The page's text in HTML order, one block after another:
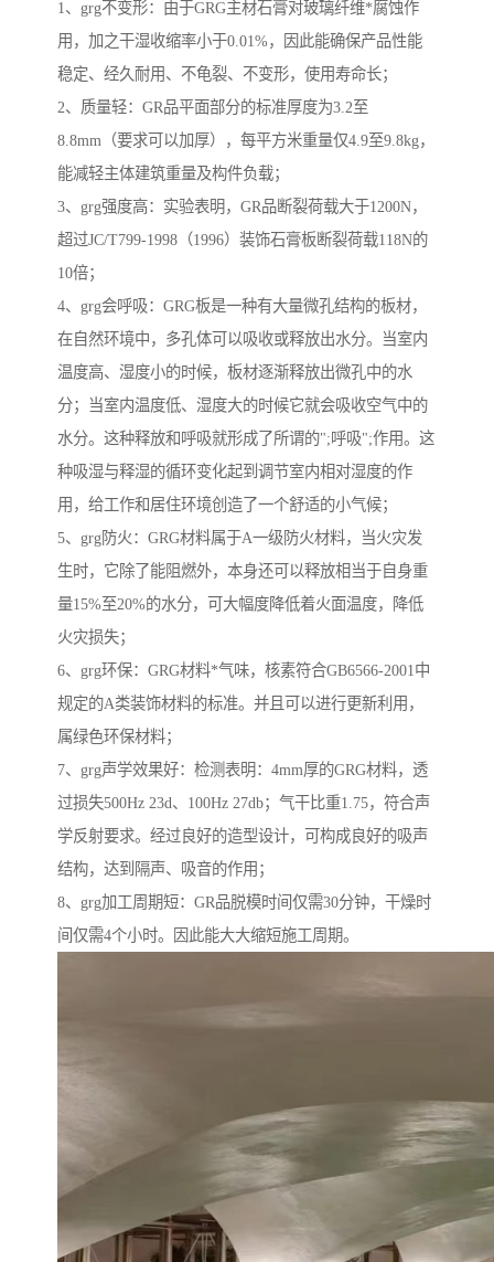
1、grg不变形：由于GRG主材石膏对玻璃纤维*腐蚀作
用，加之干湿收缩率小于0.01%，因此能确保产品性能
稳定、经久耐用、不龟裂、不变形，使用寿命长；
2、质量轻：GR品平面部分的标准厚度为3.2至
8.8mm（要求可以加厚），每平方米重量仅4.9至9.8kg，
能减轻主体建筑重量及构件负载；
3、grg强度高：实验表明，GR品断裂荷载大于1200N，
超过JC/T799-1998（1996）装饰石膏板断裂荷载118N的
10倍；
4、grg会呼吸：GRG板是一种有大量微孔结构的板材，
在自然环境中，多孔体可以吸收或释放出水分。当室内
温度高、湿度小的时候，板材逐渐释放出微孔中的水
分；当室内温度低、湿度大的时候它就会吸收空气中的
水分。这种释放和呼吸就形成了所谓的";呼吸";作用。这
种吸湿与释湿的循环变化起到调节室内相对湿度的作
用，给工作和居住环境创造了一个舒适的小气候；
5、grg防火：GRG材料属于A一级防火材料，当火灾发
生时，它除了能阻燃外，本身还可以释放相当于自身重
量15%至20%的水分，可大幅度降低着火面温度，降低
火灾损失；
6、grg环保：GRG材料*气味，核素符合GB6566-2001中
规定的A类装饰材料的标准。并且可以进行更新利用，
属绿色环保材料；
7、grg声学效果好：检测表明：4mm厚的GRG材料，透
过损失500Hz 23d、100Hz 27db；气干比重1.75，符合声
学反射要求。经过良好的造型设计，可构成良好的吸声
结构，达到隔声、吸音的作用；
8、grg加工周期短：GR品脱模时间仅需30分钟，干燥时
间仅需4个小时。因此能大大缩短施工周期。